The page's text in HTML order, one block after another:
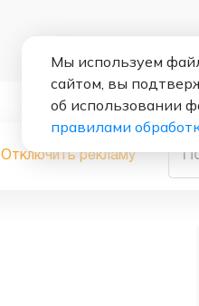
Отключить рекламу
Мы используем
сайтом, вы
об использовании
правилами